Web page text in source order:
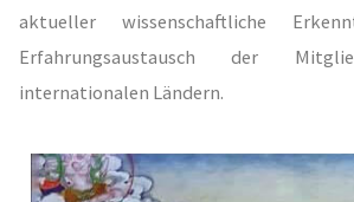
aktueller wissenschaftliche
Erfahrungsaustausch der
internationalen Ländern.